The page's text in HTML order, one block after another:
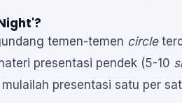
temen-temen circle
presentasi pendek (5-10
presentasi satu per